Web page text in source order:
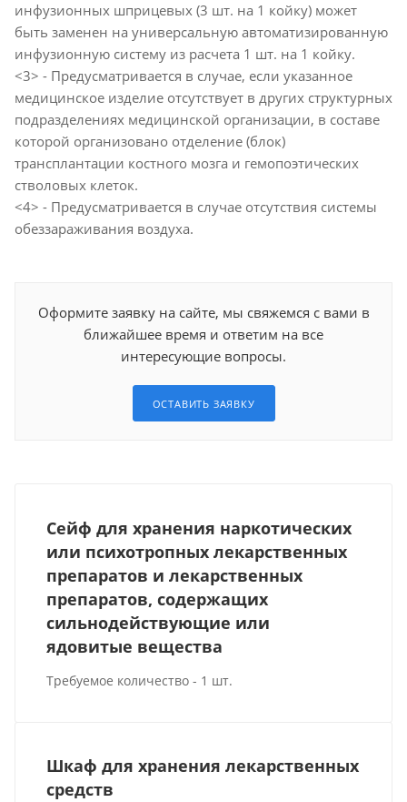
инфузионных шприцевых (3 шт. на 1 койку) может
быть заменен на универсальную автоматизированную
инфузионную систему из расчета 1 шт. на 1 койку.
<3> - Предусматривается в случае, если указанное
медицинское изделие отсутствует в других структурных
подразделениях медицинской организации, в составе
которой организовано отделение (блок)
трансплантации костного мозга и гемопоэтических
стволовых клеток.
<4> - Предусматривается в случае отсутствия системы
обеззараживания воздуха.
Оформите заявку на сайте, мы свяжемся с вами в
ближайшее время и ответим на все
интересующие вопросы.
ОСТАВИТЬ ЗАЯВКУ
Сейф для хранения наркотических
или психотропных лекарственных
препаратов и лекарственных
препаратов, содержащих
сильнодействующие или
ядовитые вещества
Требуемое количество - 1 шт.
Шкаф для хранения лекарственных
средств